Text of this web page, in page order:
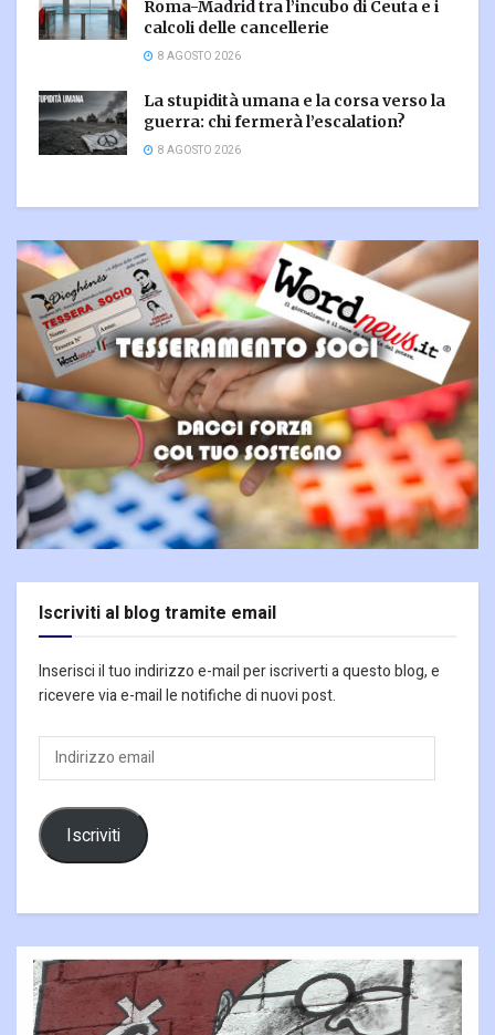
Roma-Madrid tra l’incubo di Ceuta e i
calcoli delle cancellerie
8 AGOSTO 2026
La stupidità umana e la corsa verso la
guerra: chi fermerà l’escalation?
8 AGOSTO 2026
Iscriviti al blog tramite email
Inserisci il tuo indirizzo e-mail per iscriverti a questo blog, e
ricevere via e-mail le notifiche di nuovi post.
Indirizzo
email
Iscriviti